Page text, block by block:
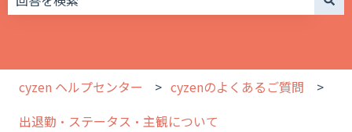
cyzen ヘルプセンター
cyzenのよくあるご質問
出退勤・ステータス・主観について